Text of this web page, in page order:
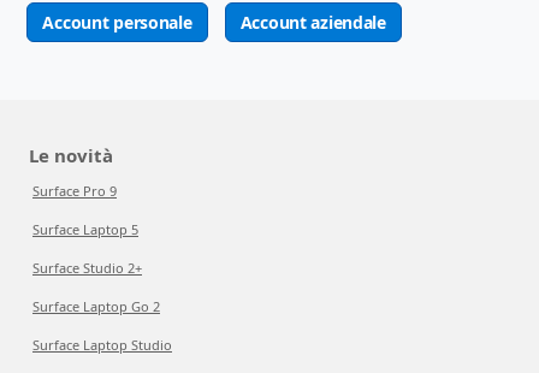
Account personale Account aziendale
Le novità
Surface Pro 9
Surface Laptop 5
Surface Studio 2+
Surface Laptop Go 2
Surface Laptop Studio